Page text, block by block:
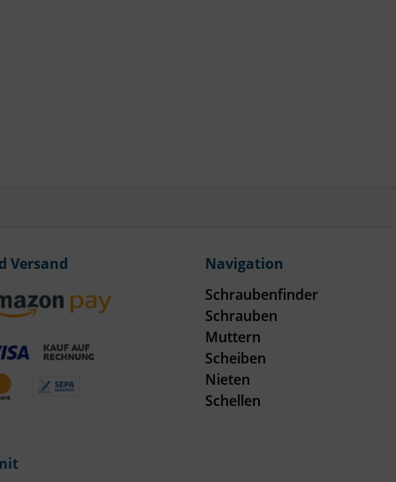
Versand
Navigation
Schraubenfinder
Schrauben
Muttern
Scheiben
Nieten
Schellen